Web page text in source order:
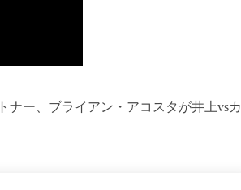
ナー、ブライアン・アコスタが井上vsカ